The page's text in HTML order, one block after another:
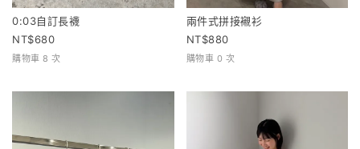
0:03自訂長襪
680
購物車 8 次
兩件式拼接襯衫
880
購物車 0 次